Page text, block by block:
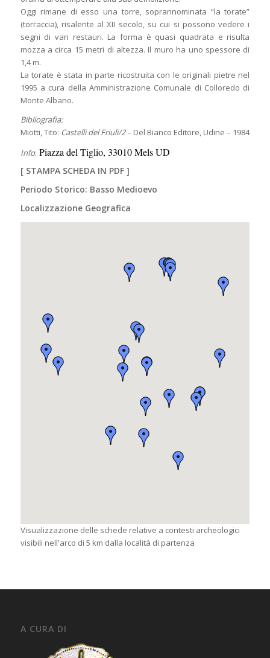
Oggi rimane di esso una torre, soprannominata “la torate”
(torraccia), risalente al XII secolo, su cui si possono vedere i
segni di vari restauri. La forma è quasi quadrata e risulta
mozza a circa 15 metri di altezza. Il muro ha uno spessore di
1,4 m.
La torate è stata in parte ricostruita con le originali pietre nel
1995 a cura della Amministrazione Comunale di Colloredo di
Monte Albano.
Bibliografia:
Miotti, Tito: Castelli del Friuli/2– Del Bianco Editore, Udine – 1984
Info: Piazza del Tiglio, 33010 Mels UD
[ STAMPA SCHEDA IN PDF]
Periodo Storico: Basso Medioevo
Localizzazione Geografica
Visualizzazione delle schede relative a contesti archeologici
visibili nell'arco di 5 km dalla località di partenza
A CURA DI